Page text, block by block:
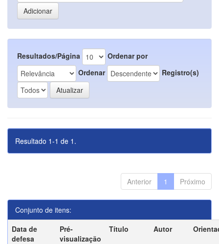
Resultados/Página
Ordenar por
Ordenar
Registro(s)
Resultado 1-1 de 1.
Anterior 1 Próximo
Conjunto de itens:
Data de
defesa
Pré-
visualização
Título Autor